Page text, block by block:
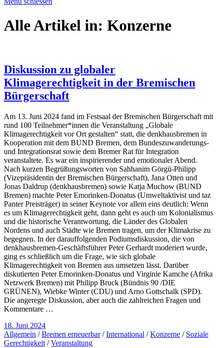
Alle Artikel in: Konzerne
Diskussion zu globaler
Klimagerechtigkeit in der Bremischen
Bürgerschaft
Am 13. Juni 2024 fand im Festsaal der Bremischen Bürgerschaft mit
rund 100 Teilnehmer*innen die Veranstaltung „Globale
Klimagerechtigkeit vor Ort gestalten“ statt, die denkhausbremen in
Kooperation mit dem BUND Bremen, dem Bundeszuwanderungs-
und Integrationsrat sowie dem Bremer Rat für Integration
veranstaltete. Es war ein inspirierender und emotionaler Abend.
Nach kurzen Begrüßungsworten von Sahhanim Görgü-Philipp
(Vizepräsidentin der Bremischen Bürgerschaft), Jana Otten und
Jonas Daldrup (denkhausbremen) sowie Katja Muchow (BUND
Bremen) machte Peter Emorinken-Donatus (Umweltaktivist und taz
Panter Preisträger) in seiner Keynote vor allem eins deutlich: Wenn
es um Klimagerechtigkeit geht, dann geht es auch um Kolonialismus
und die historische Verantwortung, die Länder des Globalen
Nordens und auch Städte wie Bremen tragen, um der Klimakrise zu
begegnen. In der darauffolgenden Podiumsdiskussion, die von
denkhausbremen-Geschäftsführer Peter Gerhardt moderiert wurde,
ging es schließlich um die Frage, wie sich globale
Klimagerechtigkeit von Bremen aus umsetzen lässt. Darüber
diskutierten Peter Emorinken-Donatus und Virginie Kamche (Afrika
Netzwerk Bremen) mit Philipp Bruck (Bündnis 90 /DIE
GRÜNEN), Wiebke Winter (CDU) und Arno Gottschalk (SPD).
Die angeregte Diskussion, aber auch die zahlreichen Fragen und
Kommentare …
18. Juni 2024
Allgemein /Bremen erneuerbar/International /Konzerne / Soziale
Gerechtigkeit /Veranstaltung